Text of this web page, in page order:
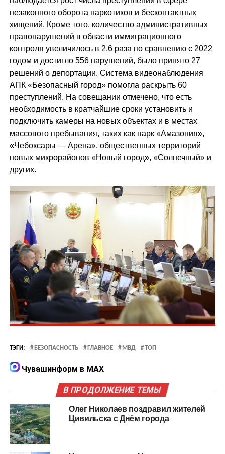
незаконного оборота наркотиков и бесконтактных
хищений. Кроме того, количество административных
правонарушений в области иммиграционного
контроля увеличилось в 2,6 раза по сравнению с 2022
годом и достигло 556 нарушений, было принято 27
решений о депортации. Система видеонаблюдения
АПК «Безопасный город» помогла раскрыть 60
преступлений. На совещании отмечено, что есть
необходимость в кратчайшие сроки установить и
подключить камеры на новых объектах и в местах
массового пребывания, таких как парк «Амазония»,
«Чебоксары — Арена», общественных территорий
новых микрорайонов «Новый город», «Солнечный» и
других.
ТЭГИ: БЕЗОПАСНОСТЬ ГЛАВНОЕ МВД ТОП
Чувашинформ в MAX
В ПРОДОЛЖЕНИЕ ТЕМЫ
Олег Николаев поздравил жителей
Цивильска с Днём города